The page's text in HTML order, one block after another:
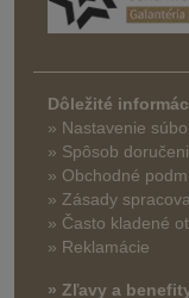
Dôležité
» Nastavenie
» Spôsob
» Obchodné
» Zásady
» Často kladené
» Reklamácie
» Zľavy a